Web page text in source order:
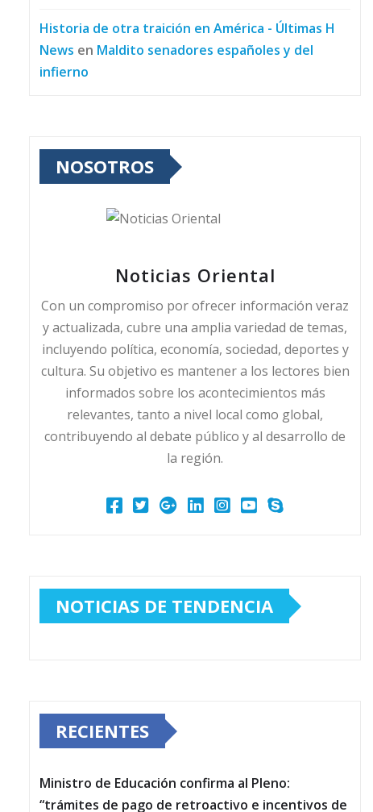
Historia de otra traición en América - Últimas H
News en Maldito senadores españoles y del
infierno
NOSOTROS
Noticias Oriental
Con un compromiso por ofrecer información veraz
y actualizada, cubre una amplia variedad de temas,
incluyendo política, economía, sociedad, deportes y
cultura. Su objetivo es mantener a los lectores bien
informados sobre los acontecimientos más
relevantes, tanto a nivel local como global,
contribuyendo al debate público y al desarrollo de
la región.
NOTICIAS DE TENDENCIA
RECIENTES
Ministro de Educación confirma al Pleno:
“trámites de pago de retroactivo e incentivos de